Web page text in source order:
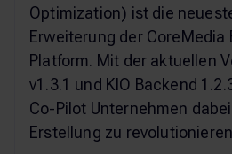
Optimization) ist die
Erweiterung der CoreMedia
Platform. Mit der aktuellen
v1.3.1 und KIO Backend
Co-Pilot Unternehmen
Erstellung zu